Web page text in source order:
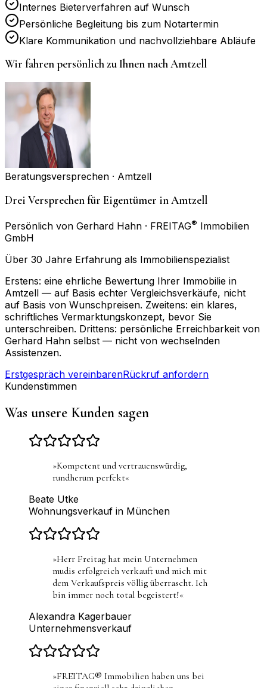
Internes Bieterverfahren auf Wunsch
Persönliche Begleitung bis zum Notartermin
Klare Kommunikation und nachvollziehbare Abläufe
Wir fahren persönlich zu Ihnen nachAmtzell
Beratungsversprechen · Amtzell
Drei Versprechen für Eigentümer in Amtzell
Persönlich von Gerhard Hahn · FREITAG® Immobilien
GmbH
Über 30 Jahre Erfahrung als Immobilienspezialist
Erstens: eine ehrliche Bewertung Ihrer Immobilie in
Amtzell — auf Basis echter Vergleichsverkäufe, nicht
auf Basis von Wunschpreisen. Zweitens: ein klares,
schriftliches Vermarktungskonzept, bevor Sie
unterschreiben. Drittens: persönliche Erreichbarkeit von
Gerhard Hahn selbst — nicht von wechselnden
Assistenzen.
Erstgespräch vereinbarenRückruf anfordern
Kundenstimmen
Was unsere Kunden sagen
»Kompetent und vertrauenswürdig,
rundherum perfekt«
Beate Utke
Wohnungsverkauf in München
»Herr Freitag hat mein Unternehmen
mudis erfolgreich verkauft und mich mit
dem Verkaufspreis völlig überrascht. Ich
bin immer noch total begeistert!«
Alexandra Kagerbauer
Unternehmensverkauf
»FREITAG® Immobilien haben uns bei